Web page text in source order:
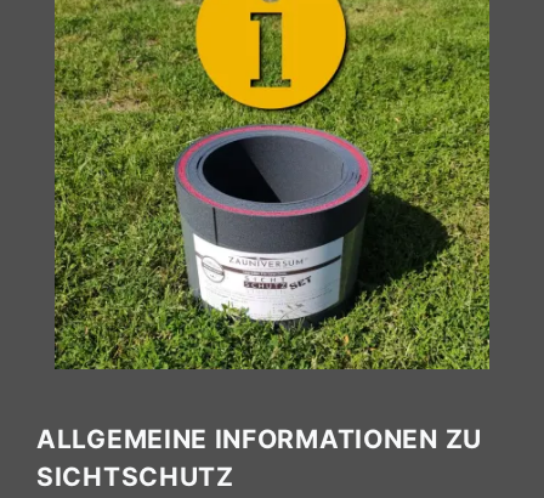
ALLGEMEINE INFORMATIONEN ZU
SICHTSCHUTZ